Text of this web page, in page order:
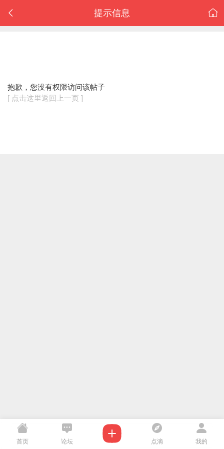
提示信息
抱歉，您没有权限访问该帖子
[ 点击这里返回上一页 ]
首页 论坛 点滴 我的